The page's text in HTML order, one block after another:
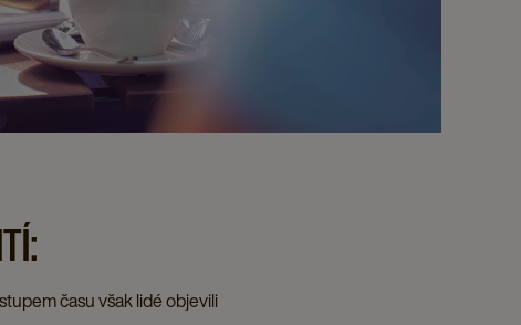
času však lidé objevili